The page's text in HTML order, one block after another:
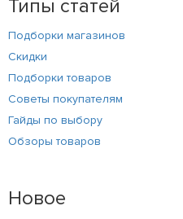
Типы статей
Подборки магазинов
Скидки
Подборки товаров
Советы покупателям
Гайды по выбору
Обзоры товаров
Новое